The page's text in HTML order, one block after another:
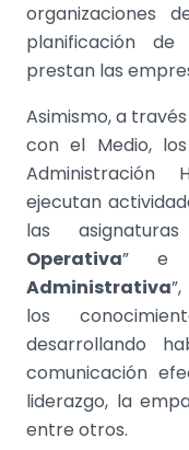
organizaciones
planificación
prestan las
Asimismo, a
con el Medio,
Administración
ejecutan
las
Operativa” e
Administrativa
los
desarrollando
comunicación
liderazgo, la
entre otros.